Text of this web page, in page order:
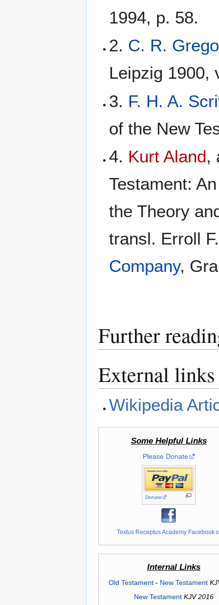
1994, p. 58.
2. C. R.
Leipzig 1900,
3. F. H. A.
of the New
4. Kurt Aland,
Testament:
the Theory
transl. Erroll
Company,
Further
External links
Wikipedia
Some Helpful Links
Please Donate
Donate
Textus Receptus Academy Facebook
Internal Links
Old Testament- New Testament
New Testament KJV 2016